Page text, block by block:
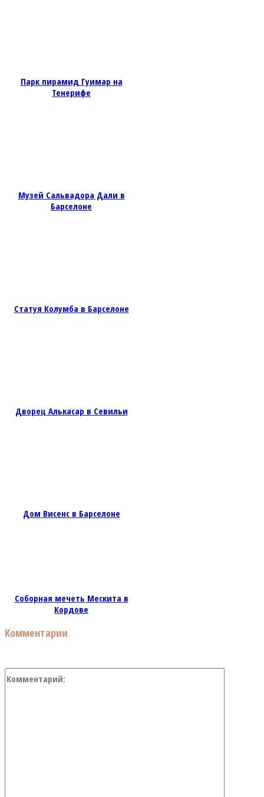
Парк пирамид Гуимар на
Тенерифе
Музей Сальвадора Дали в
Барселоне
Статуя Колумба в Барселоне
Дворец Алькасар в Севильи
Дом Висенс в Барселоне
Соборная мечеть Мескита в
Кордове
Комментарии